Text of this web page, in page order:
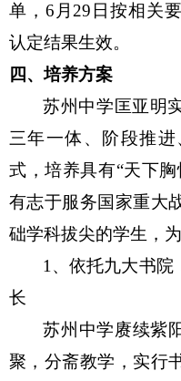
单 ，6月29日按相关
认定结果生效。
四 、培养方案
苏州中学匡亚明
三年一体、阶段推
式，培养具有“天下胸
有志于服务国家重大
础学科拔尖的学生，
1、依托九大书院
长
苏州中学赓续紫
聚，分斋教学，实行